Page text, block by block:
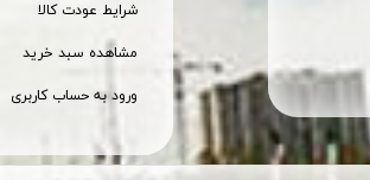
شرایط عودت کالا
مشاهده سبد خرید
ورود به حساب کاربری